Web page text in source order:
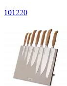
101220